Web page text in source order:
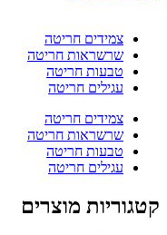
צמידים חריטה
שרשראות חריטה
טבעות חריטה
עגילים חריטה
צמידים חריטה
שרשראות חריטה
טבעות חריטה
עגילים חריטה
קטגוריות מוצרים